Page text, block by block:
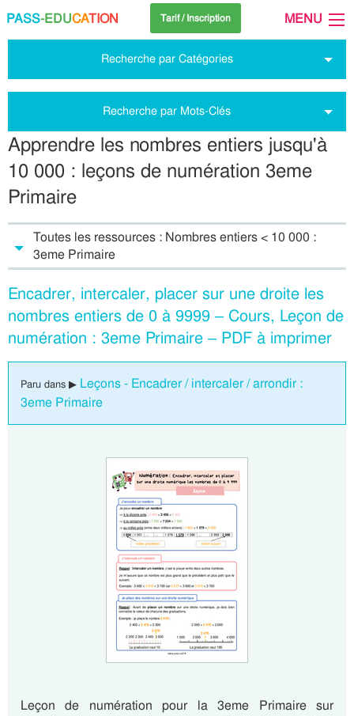
PASS-EDUCATION Tarif / Inscription MENU
Recherche par Catégories
Recherche par Mots-Clés
Apprendre les nombres entiers jusqu'à
10 000 : leçons de numération 3eme
Primaire
Toutes les ressources : Nombres entiers < 10 000 :
3eme Primaire
Encadrer, intercaler, placer sur une droite les
nombres entiers de 0 à 9999 – Cours, Leçon de
numération : 3eme Primaire – PDF à imprimer
Paru dans ▶ Leçons - Encadrer / intercaler / arrondir :
3eme Primaire
Leçon de numération pour la 3eme Primaire sur